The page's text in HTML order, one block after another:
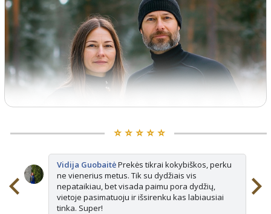
⭐️ ⭐️ ⭐️ ⭐️ ⭐️
Vidija GuobaitėPrekės tikrai kokybiškos, perku
ne vienerius metus. Tik su dydžiais vis
nepataikiau, bet visada paimu pora dydžių,
vietoje pasimatuoju ir išsirenku kas labiausiai
tinka. Super!